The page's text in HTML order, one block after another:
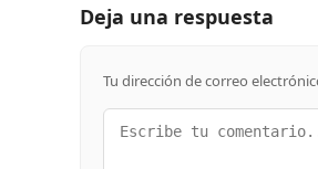
Deja una respuesta
Tu dirección de correo